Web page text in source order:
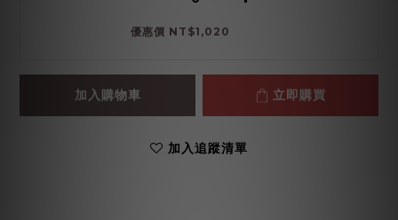
優惠價 NT$1,020
加入購物車 立即購買
加入追蹤清單